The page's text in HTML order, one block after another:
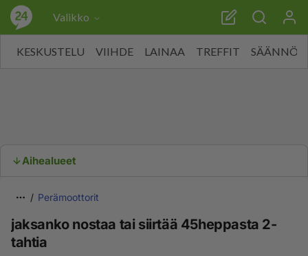
Valikko
KESKUSTELU VIIHDE LAINAA TREFFIT SÄÄNNÖT
Aihealueet
Perämoottorit
jaksanko nostaa tai siirtää 45heppasta 2-
tahtia